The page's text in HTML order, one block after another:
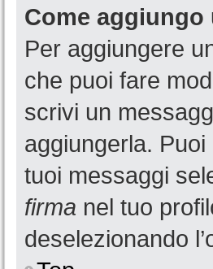
Come
Per aggiungere
che puoi fare
scrivi un
aggiungerla.
tuoi messaggi
firma nel tuo
deselezionando